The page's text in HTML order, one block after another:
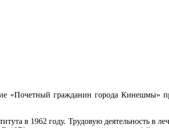
«Почетный гражданин города
в 1962 году. Трудовую деятельность в